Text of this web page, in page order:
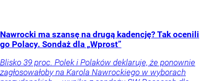
Nawrocki ma szansę na drugą kadencję? Tak ocenili
go Polacy. Sondaż dla „Wprost”
Blisko 39 proc. Polek i Polaków deklaruje, że ponownie
zagłosowałoby na Karola Nawrockiego w wyborach